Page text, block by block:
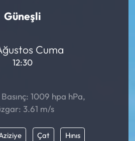
Güneşli
Cuma
12:30
1009 hpa hPa,
3.61 m/s
Çat Hınıs